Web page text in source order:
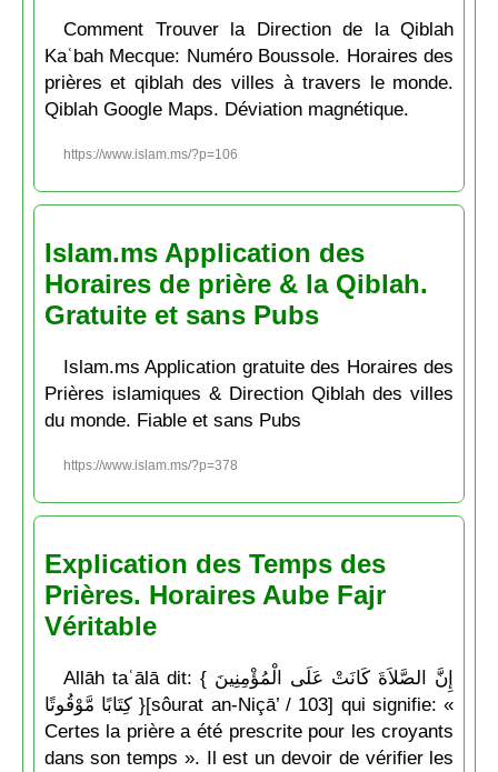
Comment Trouver la Direction de la Qiblah
Kaʿbah Mecque: Numéro Boussole. Horaires des
prières et qiblah des villes à travers le monde.
Qiblah Google Maps. Déviation magnétique.
https://www.islam.ms/?p=106
Islam.ms Application des
Horaires de prière & la Qiblah.
Gratuite et sans Pubs
Islam.ms Application gratuite des Horaires des
Prières islamiques & Direction Qiblah des villes
du monde. Fiable et sans Pubs
https://www.islam.ms/?p=378
Explication des Temps des
Prières. Horaires Aube Fajr
Véritable
Allāh taʿālā dit: { إِنَّ الصَّلاَةَ كَانَتْ عَلَى الْمُؤْمِنِينَ
كِتَابًا مَّوْقُوتًا }[sôurat an-Niçā’ / 103] qui signifie: «
Certes la prière a été prescrite pour les croyants
dans son temps ». Il est un devoir de vérifier les